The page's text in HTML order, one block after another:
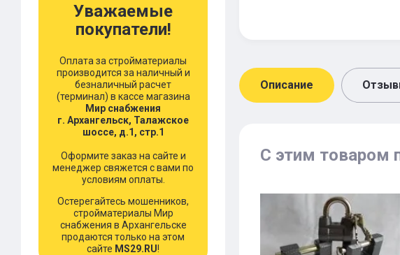
Уважаемые
покупатели!
Оплата за стройматериалы
производится за наличный и
безналичный расчет
(терминал) в кассе магазина
Мир снабжения
г. Архангельск, Талажское
шоссе, д.1, стр.1
Оформите заказ на сайте и
менеджер свяжется с вами по
условиям оплаты.
Остерегайтесь мошенников,
стройматериалы Мир
снабжения в Архангельске
продаются только на этом
сайте MS29.RU!
Описание
С этим товаром